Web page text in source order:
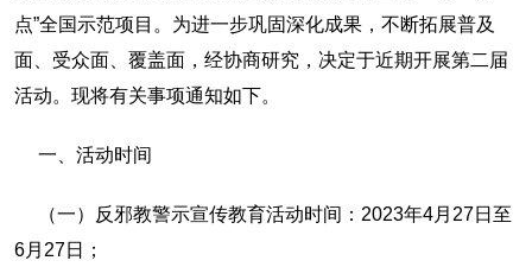
点”全国示范项目。为进一步巩固深化成果，不断拓展普及
面、受众面、覆盖面，经协商研究，决定于近期开展第二届
活动。现将有关事项通知如下。
一、活动时间
（一）反邪教警示宣传教育活动时间：2023年4月27日至
6月27日；